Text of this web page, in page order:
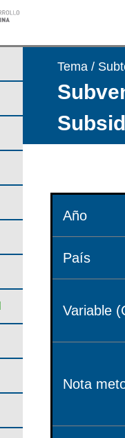
Tema /
Año
País
Variable
Nota